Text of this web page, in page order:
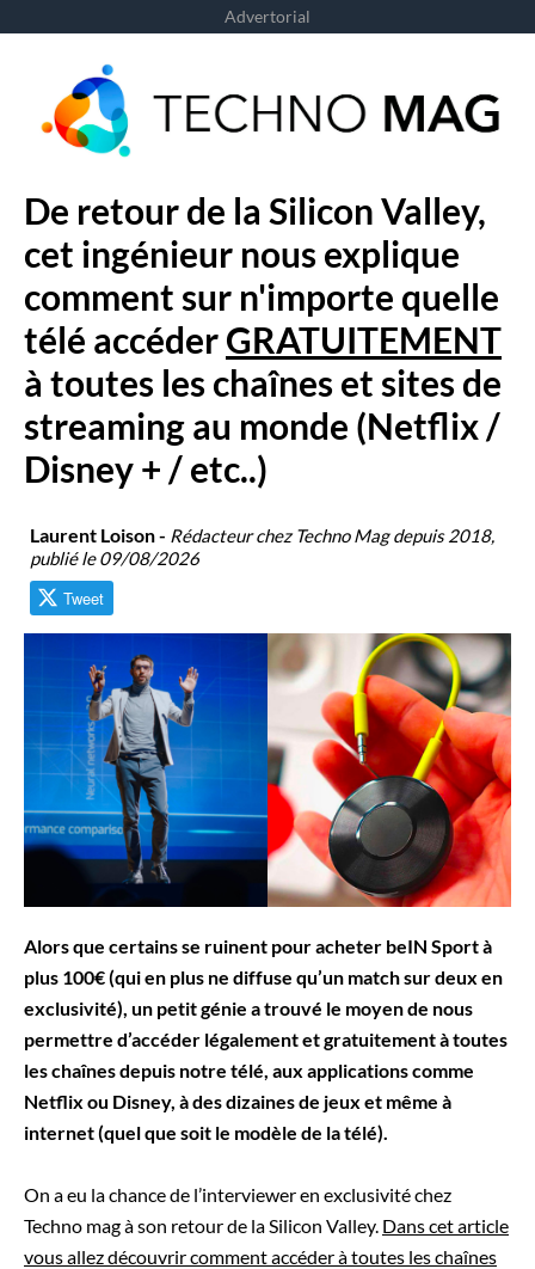
Advertorial
De retour de la Silicon Valley,
cet ingénieur nous explique
comment sur n'importe quelle
télé accéderGRATUITEMENT
à toutes les chaînes et sites de
streaming au monde (Netflix /
Disney + / etc..)
Laurent Loison - Rédacteur chez Techno Mag depuis 2018,
publié le 09/08/2026
Tweet
Alors que certains se ruinent pour acheter beIN Sport à
plus 100€ (qui en plus ne diffuse qu’un match sur deux en
exclusivité), un petit génie a trouvé le moyen de nous
permettre d’accéder légalement et gratuitement à toutes
les chaînes depuis notre télé, aux applications comme
Netflix ou Disney, à des dizaines de jeux et même à
internet (quel que soit le modèle de la télé).
On a eu la chance de l’interviewer en exclusivité chez
Techno mag à son retour de la Silicon Valley. Dans cet article
vous allez découvrir comment accéder à toutes les chaînes